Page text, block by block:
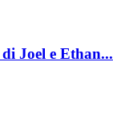
Joel e Ethan...